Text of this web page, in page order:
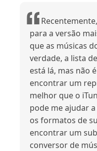
para a versão
que as músicas
verdade, a lista
está lá, mas não
encontrar um
melhor que o
pode me ajudar
os formatos de
encontrar um
conversor de